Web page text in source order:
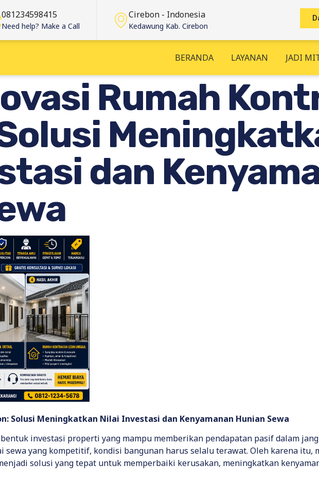
081234598415
Need help? Make a Call
Cirebon - Indonesia
Kedawung Kab. Cirebon
BERANDA LAYANAN JADI
Rumah
dan
Solusi Meningkatkan Nilai Investasi dan Kenyamanan Hunian Sewa
investasi properti yang mampu memberikan pendapatan pasif dalam
yang kompetitif, kondisi bangunan harus selalu terawat. Oleh karena itu,
solusi yang tepat untuk memperbaiki kerusakan, meningkatkan